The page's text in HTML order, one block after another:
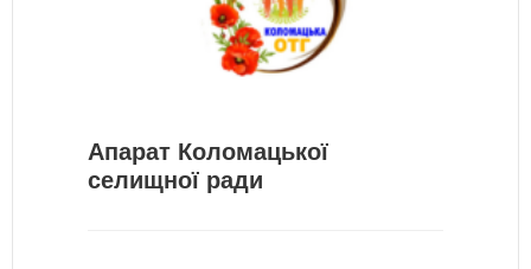
Апарат Коломацької
селищної ради